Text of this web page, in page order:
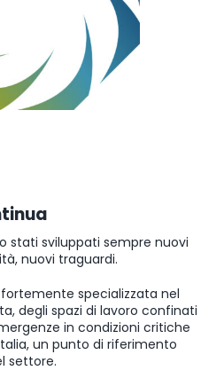
stati sviluppati sempre nuovi
nuovi traguardi.
specializzata nel
degli spazi di lavoro confinati
in condizioni critiche
un punto di riferimento
settore.